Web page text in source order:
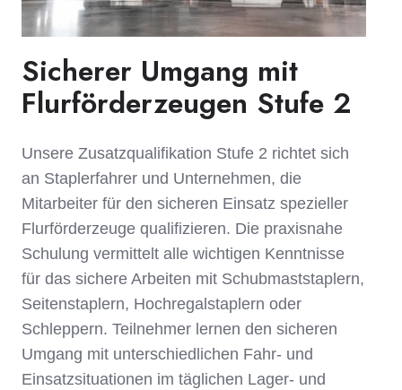
Sicherer Umgang mit
Flurförderzeugen Stufe 2
Unsere Zusatzqualifikation Stufe 2 richtet sich
an Staplerfahrer und Unternehmen, die
Mitarbeiter für den sicheren Einsatz spezieller
Flurförderzeuge qualifizieren. Die praxisnahe
Schulung vermittelt alle wichtigen Kenntnisse
für das sichere Arbeiten mit Schubmaststaplern,
Seitenstaplern, Hochregalstaplern oder
Schleppern. Teilnehmer lernen den sicheren
Umgang mit unterschiedlichen Fahr- und
Einsatzsituationen im täglichen Lager- und